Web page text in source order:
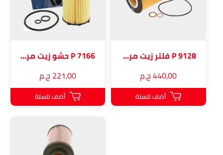
P 7166 حشو زيت مرسيدس
221٫00 ج.م
أضف للسلة
P 9128 فلتر زيت مرسيدس أكتروس
440٫00 ج.م
أضف للسلة